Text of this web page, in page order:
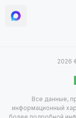
2026
Все данные,
информационный